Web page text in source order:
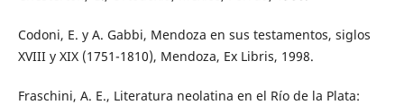
Codoni, E. y A. Gabbi, Mendoza en sus testamentos, siglos
XVIII y XIX (1751-1810), Mendoza, Ex Libris, 1998.
Fraschini, A. E., Literatura neolatina en el Río de la Plata: